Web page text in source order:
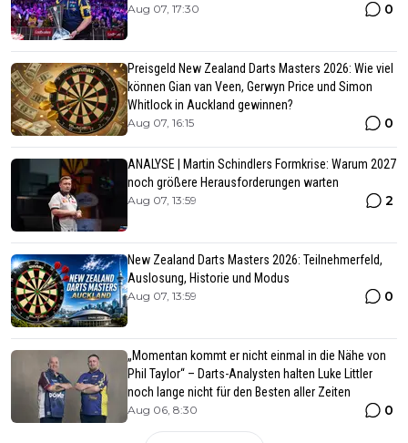
Aug 07, 17:30 0
Preisgeld New Zealand Darts Masters 2026: Wie viel
können Gian van Veen, Gerwyn Price und Simon
Whitlock in Auckland gewinnen?
Aug 07, 16:15 0
ANALYSE | Martin Schindlers Formkrise: Warum 2027
noch größere Herausforderungen warten
Aug 07, 13:59 2
New Zealand Darts Masters 2026: Teilnehmerfeld,
Auslosung, Historie und Modus
Aug 07, 13:59 0
„Momentan kommt er nicht einmal in die Nähe von
Phil Taylor“ – Darts-Analysten halten Luke Littler
noch lange nicht für den Besten aller Zeiten
Aug 06, 8:30 0